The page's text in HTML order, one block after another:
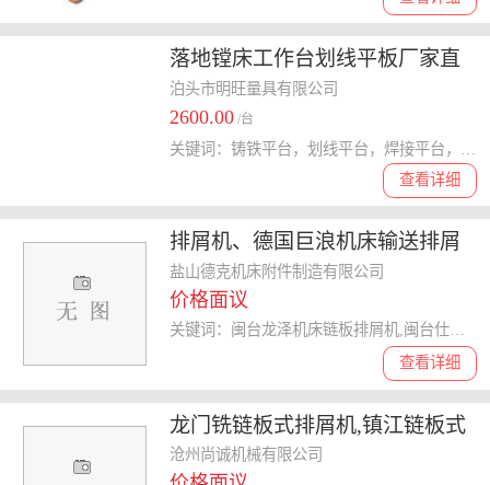
落地镗床工作台划线平板厂家直
销价格
泊头市明旺量具有限公司
2600.00 /台
查看详细
排屑机、德国巨浪机床输送排屑
机、德克公司 优质商家
盐山德克机床附件制造有限公司
价格面议
查看详细
龙门铣链板式排屑机,镇江链板式
排屑机,尚诚机械
沧州尚诚机械有限公司